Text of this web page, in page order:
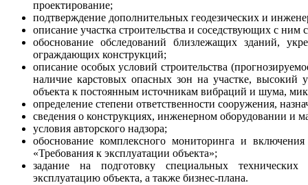
проектирование;
подтверждение дополнительных геодезических и
описание участка строительства и соседствующих с ним
обоснование обследований близлежащих зданий,
ограждающих конструкций;
описание особых условий строительства
наличие карстовых опасных зон на участке, высокий
объекта к постоянным источникам вибраций и шума,
определение степени ответственности сооружения,
сведения о конструкциях, инженерном оборудовании и
условия авторского надзора;
обоснование комплексного мониторинга и
«Требования к эксплуатации объекта»;
задание на подготовку специальных
эксплуатацию объекта, а также бизнес-плана.